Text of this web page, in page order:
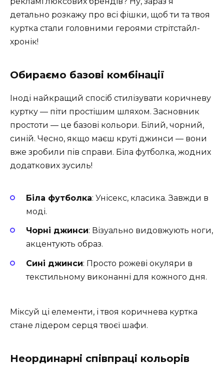
детально розкажу про всі фішки, щоб ти та твоя
куртка стали головними героями стрітстайл-
хронік!
Обираємо базові комбінації
Іноді найкращий спосіб стилізувати коричневу
куртку — піти простішим шляхом. Засновник
простоти — це базові кольори. Білий, чорний,
синій. Чесно, якщо маєш круті джинси — вони
вже зробили пів справи. Біла футболка, жодних
додаткових зусиль!
Біла футболка: Унісекс, класика. Завжди в
моді.
Чорні джинси: Візуально видовжують ноги,
акцентують образ.
Сині джинси: Просто рожеві окуляри в
текстильному виконанні для кожного дня.
Міксуй ці елементи, і твоя коричнева куртка
стане лідером серця твоєї шафи.
Неординарні співпраці кольорів